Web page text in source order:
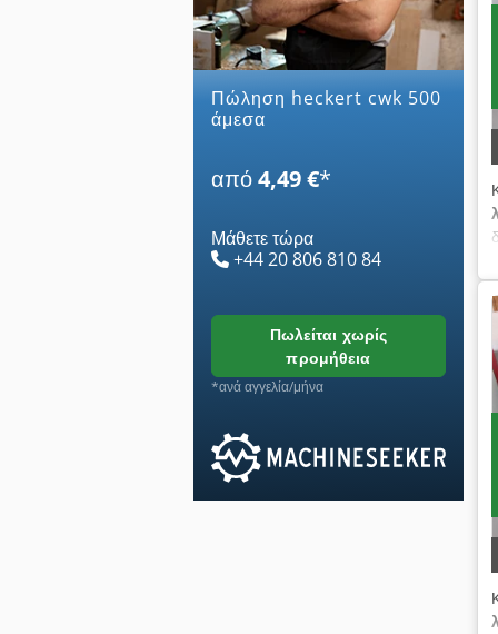
Πώληση heckert cwk 500
άμεσα
από4,49 €*
Μάθετε τώρα
+44 20 806 810 84
πωλείται χωρίς
προμήθεια
*ανά αγγελία/μήνα